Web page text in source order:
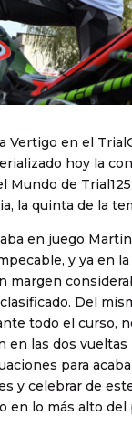
Vertigo en el
hoy la
Mundo de
la quinta de la
en juego
y ya en
margen
Del
todo el curso,
en las dos
para
y celebrar de
en lo más alto del